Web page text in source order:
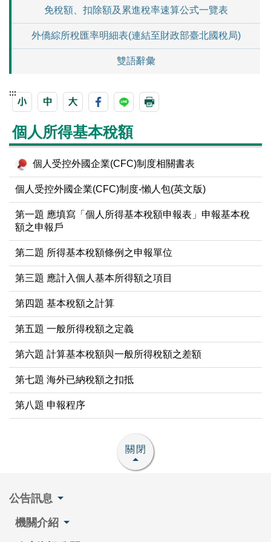
免稅額、扣除額及累進稅率速算公式一覽表
外僑綜所稅匯率明細表(連結至財政部臺北國稅局)
雙語辭彙
:::
個人所得基本稅額
個人受控外國企業(CFC)制度相關書表
個人受控外國企業(CFC)制度-懶人包(英文版)
第一題 應填寫「個人所得基本稅額申報表」申報基本稅
額之申報戶
第二題 所得基本稅額條例之申報單位
第三題 應計入個人基本所得額之項目
第四題 基本稅額之計算
第五題 一般所得稅額之定義
第六題 計算基本稅額與一般所得稅額之差額
第七題 海外已納稅額之扣抵
第八題 申報程序
關閉
公告訊息
機關介紹